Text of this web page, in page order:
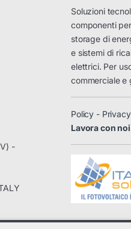
-
Soluzioni
componenti
storage di
e sistemi di
elettrici. Per
commerciale e
Policy - Privacy
Lavora con noi